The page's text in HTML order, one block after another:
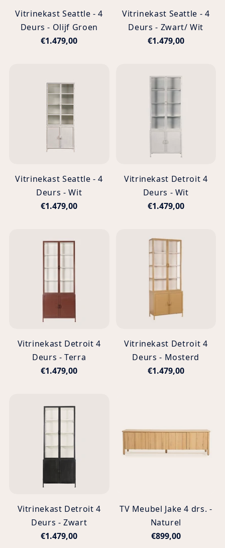
Vitrinekast Seattle - 4
Deurs - Olijf Groen
€1.479,00
Vitrinekast Seattle - 4
Deurs - Zwart/ Wit
€1.479,00
Vitrinekast Seattle - 4
Deurs - Wit
€1.479,00
Vitrinekast Detroit 4
Deurs - Wit
€1.479,00
Vitrinekast Detroit 4
Deurs - Terra
€1.479,00
Vitrinekast Detroit 4
Deurs - Mosterd
€1.479,00
Vitrinekast Detroit 4
Deurs - Zwart
€1.479,00
TV Meubel Jake 4 drs. -
Naturel
€899,00